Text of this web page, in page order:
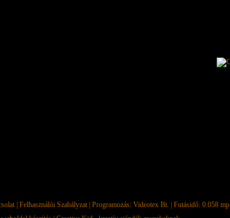
| Felhasználói Szabályzat| Programozás: Videotex Bt. | Futásidő: 0.058 mp